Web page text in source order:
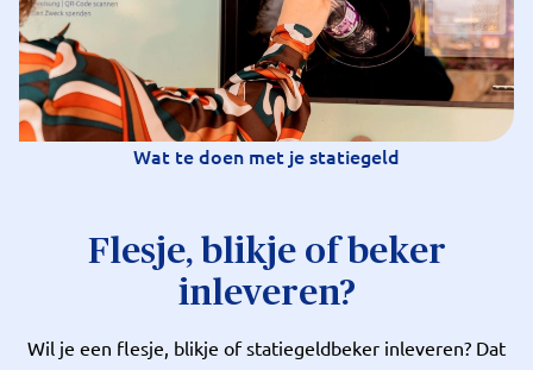
Wat te doen met je statiegeld
Flesje, blikje of beker
inleveren?
Wil je een flesje, blikje of statiegeldbeker inleveren? Dat